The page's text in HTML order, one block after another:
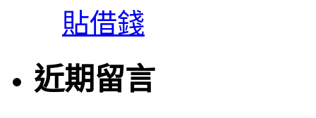
貼借錢
近期留言